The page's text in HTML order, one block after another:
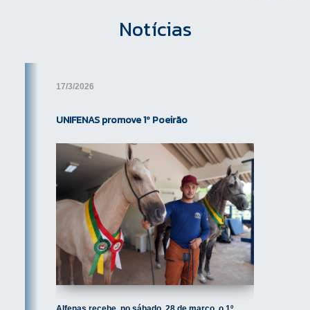
Atividades
estudantes de maneira geral e
cada curso relaciona, no início de
cada semestre, os eventos e
atividades que serão oferecidos
para que o aluno possa se
programar.
O aluno deverá cumprir até o
penúltimo período de seu curso
de graduação no mínimo 80%
(oitenta por cento) das atividades
complementares previstas.
Notícias
17/3/2026
UNIFENAS promove 1º Poeirão